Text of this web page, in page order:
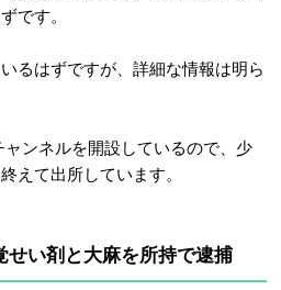
です。
るはずですが、詳細な情報は明ら
ンネルを開設しているので、少
えて出所しています。
い剤と大麻を所持で逮捕